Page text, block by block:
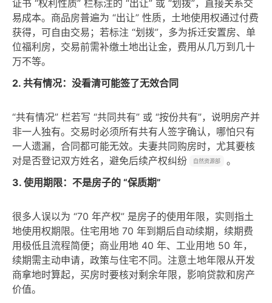
证书 “权利性质” 栏标注的 “出让” 或 “划拨”，直接关系交
易成本。商品房普遍为 “出让” 性质，土地使用权通过付费
获得，可自由交易；若标注 “划拨”，多为拆迁安置房、单
位福利房，交易前需补缴土地出让金，费用从几万到几十
万不等。
2. 共有情况：没看清可能签了无效合同
“共有情况” 栏若写 “共同共有” 或 “按份共有”，说明房产并
非一人独有。交易时必须所有共有人签字确认，哪怕只有
一人遗漏，合同都可能无效。夫妻共同购房时，尤其要核
对是否登记双方姓名，避免后续产权纠纷
自然资源部
。
3. 使用期限：不是房子的 “保质期”
很多人误以为 “70 年产权” 是房子的使用年限，实则指土
地使用权期限。住宅用地 70 年到期后自动续期，续期费
用极低且流程简便；商业用地 40 年、工业用地 50 年，
续期需主动申请，政策与住宅不同。注意土地年限从开发
商拿地时算起，买房时要核对剩余年限，影响贷款和房产
价值。